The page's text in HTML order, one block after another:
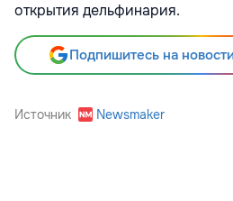
открытия дельфинария.
Подпишитесь на
Источник Newsmaker